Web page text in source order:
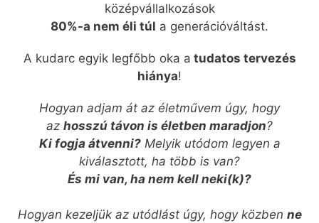
középvállalkozások
80%-a nem éli túl a generációváltást.
A kudarc egyik legfőbb oka a tudatos tervezés
hiánya!
Hogyan adjam át az életművem úgy, hogy
az hosszú távon is életben maradjon?
Ki fogja átvenni?Melyik utódom legyen a
kiválasztott, ha több is van?
És mi van, ha nem kell neki(k)?
Hogyan kezeljük az utódlást úgy, hogy közben ne